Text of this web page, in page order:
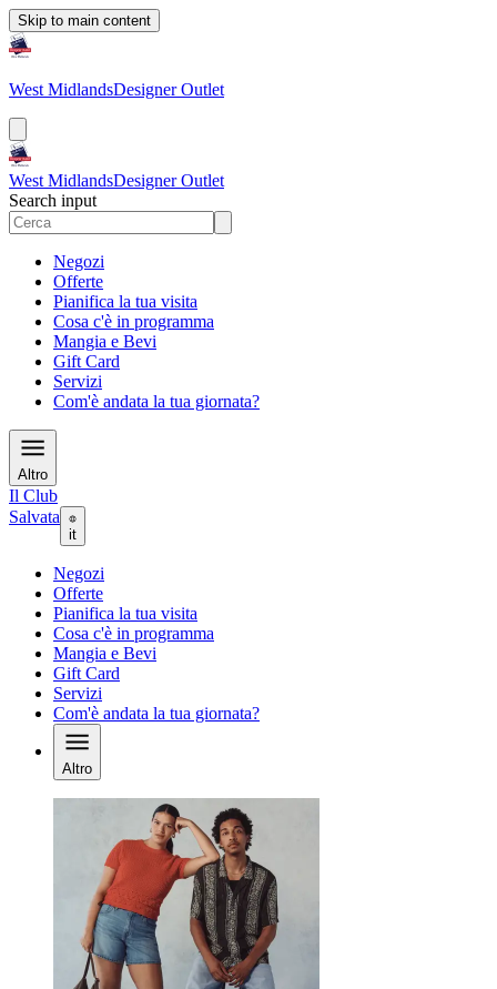
Skip to main content
West MidlandsDesigner Outlet
West MidlandsDesigner Outlet
Search input
Negozi
Offerte
Pianifica la tua visita
Cosa c'è in programma
Mangia e Bevi
Gift Card
Servizi
Com'è andata la tua giornata?
Altro
Il Club
Salvata
it
Negozi
Offerte
Pianifica la tua visita
Cosa c'è in programma
Mangia e Bevi
Gift Card
Servizi
Com'è andata la tua giornata?
Altro